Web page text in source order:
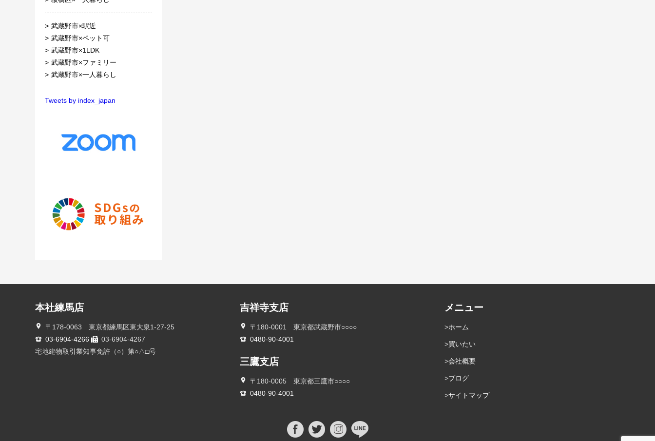
武蔵野市×駅近
武蔵野市×ペット可
武蔵野市×1LDK
武蔵野市×ファミリー
武蔵野市×一人暮らし
Tweets by index_japan
本社練馬店
〒178-0063 東京都練馬区東大泉1-27-25
03-6904-4266
03-6904-4267
宅地建物取引業知事免許（○）第○△□号
吉祥寺支店
〒180-0001 東京都武蔵野市○○○○
0480-90-4001
三鷹支店
〒180-0005 東京都三鷹市○○○○
0480-90-4001
メニュー
ホーム
買いたい
会社概要
ブログ
サイトマップ